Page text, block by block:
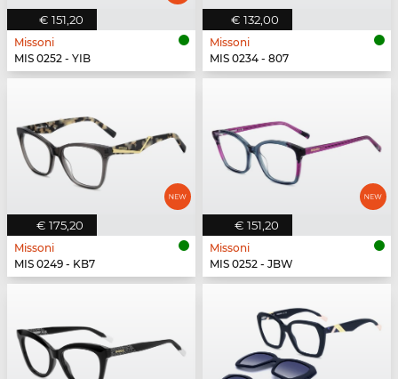
€ 151,20
Missoni
MIS 0252 - YIB
€ 132,00
Missoni
MIS 0234 - 807
€ 175,20
Missoni
MIS 0249 - KB7
€ 151,20
Missoni
MIS 0252 - JBW